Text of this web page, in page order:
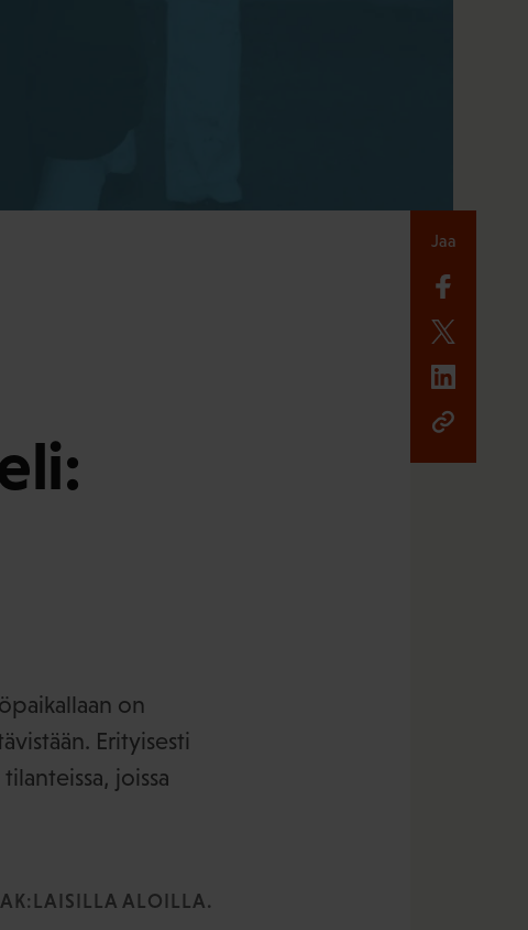
on
Erityisesti
joissa
ALOILLA.
Jaa